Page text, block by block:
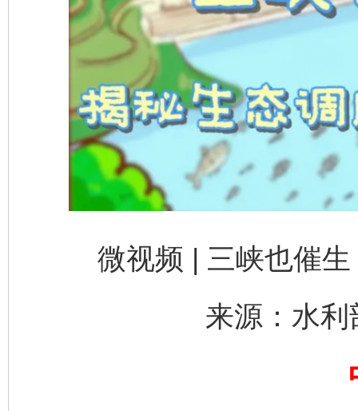
微视频 | 三峡也催生
来源：水
千年窑火 生生不息